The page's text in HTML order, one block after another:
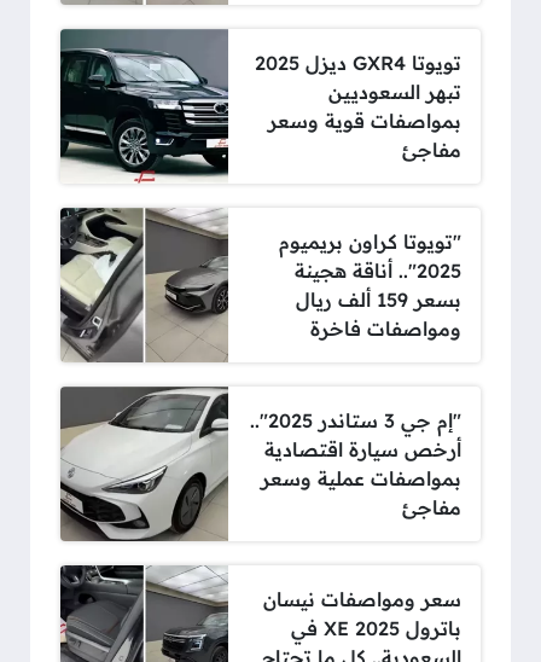
تويوتا GXR4 ديزل 2025
تبهر السعوديين
بمواصفات قوية وسعر
مفاجئ
"تويوتا كراون بريميوم
2025".. أناقة هجينة
بسعر 159 ألف ريال
ومواصفات فاخرة
"إم جي 3 ستاندر 2025"..
أرخص سيارة اقتصادية
بمواصفات عملية وسعر
مفاجئ
سعر ومواصفات نيسان
باترول XE 2025 في